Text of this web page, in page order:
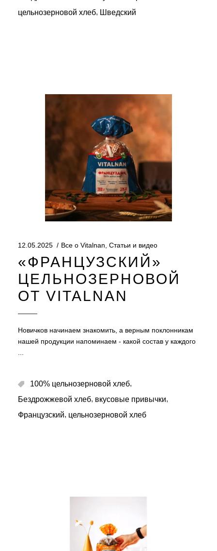
цельнозерновой хлеб, Шведский
12.05.2025 Все о Vitalnan Статьи и видео
«ФРАНЦУЗСКИЙ»
ЦЕЛЬНОЗЕРНОВОЙ
ОТ VITALNAN
Новичков начинаем знакомить, а верным поклонникам
нашей продукции напоминаем - какой состав у каждого
100% цельнозерновой хлеб,
Бездрожжевой хлеб, вкусовые привычки,
Французский, цельнозерновой хлеб